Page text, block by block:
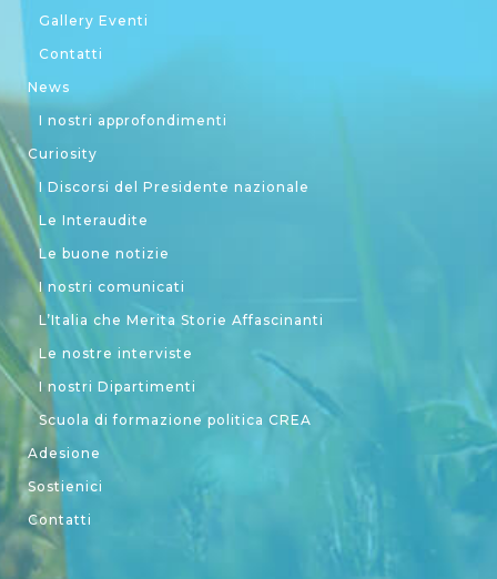
Gallery Eventi
Contatti
News
I nostri approfondimenti
Curiosity
I Discorsi del Presidente nazionale
Le Interaudite
Le buone notizie
I nostri comunicati
L’Italia che Merita Storie Affascinanti
Le nostre interviste
I nostri Dipartimenti
Scuola di formazione politica CREA
Adesione
Sostienici
Contatti